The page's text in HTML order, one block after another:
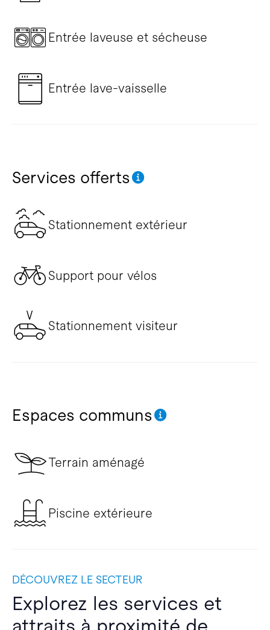
Entrée laveuse et sécheuse
Entrée lave-vaisselle
Services offerts
Stationnement extérieur
Support pour vélos
Stationnement visiteur
Espaces communs
Terrain aménagé
Piscine extérieure
DÉCOUVREZ LE SECTEUR
Explorez les services et